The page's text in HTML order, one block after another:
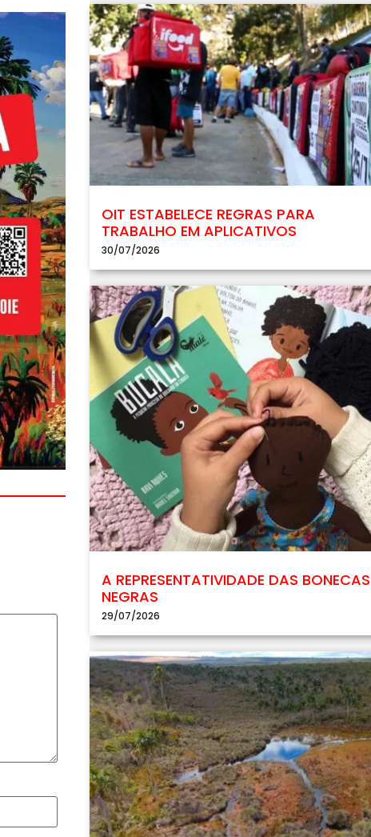
OIT ESTABELECE REGRAS PARA
TRABALHO EM APLICATIVOS
30/07/2026
A REPRESENTATIVIDADE DAS BONECAS
NEGRAS
29/07/2026